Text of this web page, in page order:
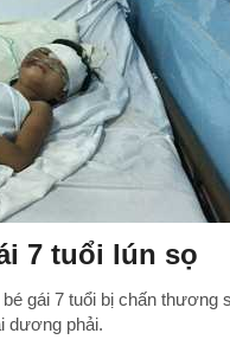
7 tuổi lún sọ
gái 7 tuổi bị chấn thương
dương phải.